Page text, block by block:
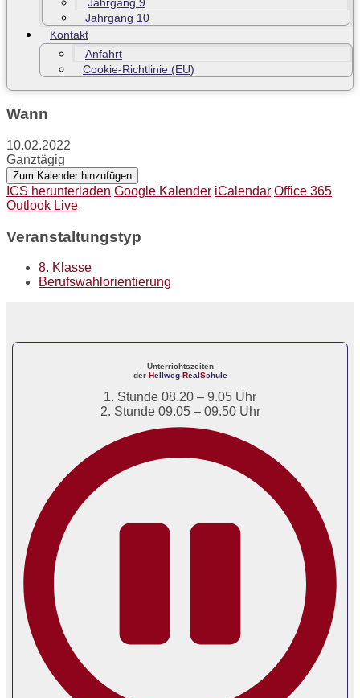
Jahrgang 10
Kontakt
Anfahrt
Cookie-Richtlinie (EU)
Wann
10.02.2022
Ganztägig
Zum Kalender hinzufügen
ICS herunterladen Google Kalender iCalendar Office 365
Outlook Live
Veranstaltungstyp
8. Klasse
Berufswahlorientierung
Unterrichtszeiten
der Hellweg-RealSchule
1. Stunde 08.20 – 9.05 Uhr
2. Stunde 09.05 – 09.50 Uhr